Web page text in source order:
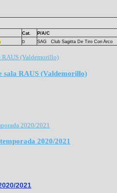
Cat. P/A/C
D SAG Club Sagitta De Tiro Con Arco
sala RAUS (Valdemorillo)
2020/2021
2021